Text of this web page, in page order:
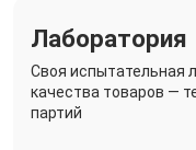
Лаборатория
Своя испытательная
качества товаров —
партий